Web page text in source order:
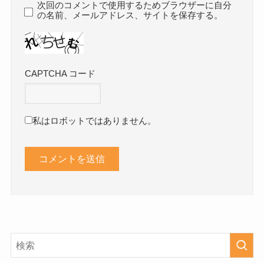
次回のコメントで使用するためブラウザーに自分
の名前、メールアドレス、サイトを保存する。
CAPTCHA コード
私はロボットではありません。